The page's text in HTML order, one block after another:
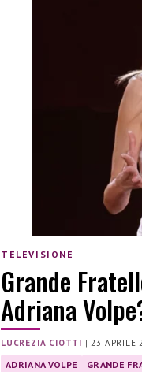
TELEVISIONE
Grande
Adriana
LUCREZIA CIOTTI |23 APRILE
ADRIANA VOLPE GRANDE